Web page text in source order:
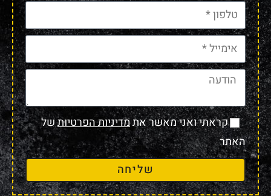
קראתי ואני מאשר אתמדיניות הפרטיותשל
האתר
שליחה